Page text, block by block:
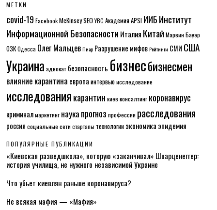
МЕТКИ
covid-19 Facebook McKinseySEO YBC Академия APSI ИИБИнститут
Информационной Безопасности Италия Китай Марвин Бауэр
ОЗК Одесса Олег Мальцев Пиар Разрушение мифов Рейтинги СМИ США
Украина адвокат безопасность бизнесбизнесмен
влияние карантина европа интервьюисследование
исследованиякарантин киев консалтинг коронавирус
криминалмаркетинг наукапрогноз профессии расследования
россия социальные сети стартапы технологии экономика эпидемия
ПОПУЛЯРНЫЕ ПУБЛИКАЦИИ
«Киевская разведшкола», которую «заканчивал» Шварценеггер:
история училища, не нужного независимой Украине
Что убьет киевлян раньше коронавируса?
Не всякая мафия — «Мафия»